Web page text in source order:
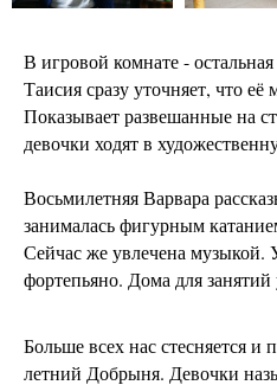
В игровой комнате -
Таисия сразу уточняет, что
Показывает развешанные на
девочки ходят в
Восьмилетняя Варвара
занималась фигурным
Сейчас же увлечена музыкой.
фортепьяно. Дома для занятий
Больше всех нас стесняется и
летний Добрыня. Девочки